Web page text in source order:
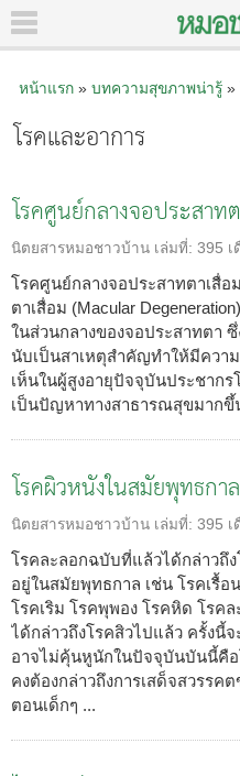
หน้าแรก» บทความสุขภาพน่ารู้»
โรคและอาการ
โรคศูนย์กลางจอประสาท
นิตยสารหมอชาวบ้าน เล่มที่: 395 เ
โรคศูนย์กลางจอประสาทตาเสื่
ตาเสื่อม (Macular
ในส่วนกลางของจอประสาทตา
นับเป็นสาเหตุสำคัญทำให้มีควา
เห็นในผู้สูงอายุปัจจุบันประชาก
เป็นปัญหาทางสาธารณสุขมากขึ้
โรคผิวหนังในสมัยพุทธก
นิตยสารหมอชาวบ้าน เล่มที่: 395 เ
โรคละลอกฉบับที่แล้วได้กล่าวถึ
อยู่ในสมัยพุทธกาล เช่น โรคเรื้อ
โรคเริม โรคพุพอง โรคหิด โรค
ได้กล่าวถึงโรคสิวไปแล้ว ครั้งนี้
อาจไม่คุ้นหูนักในปัจจุบันบันนี้คือ
คงต้องกล่าวถึงการเสด็จสวรรค
ตอนเด็กๆ ...